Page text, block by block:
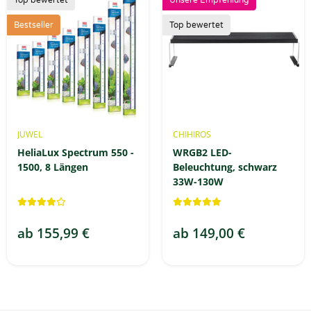
Bestseller
JUWEL
HeliaLux Spectrum 550 -
1500, 8 Längen
ab 155,99 €
Top bewertet
CHIHIROS
WRGB2 LED-
Beleuchtung, schwarz
33W-130W
ab 149,00 €